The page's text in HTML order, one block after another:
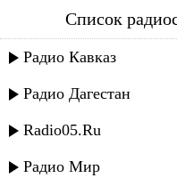
ульзана
Список
Радио Кавказ
Радио Дагестан
Radio05.Ru
Радио Мир
Ульзана